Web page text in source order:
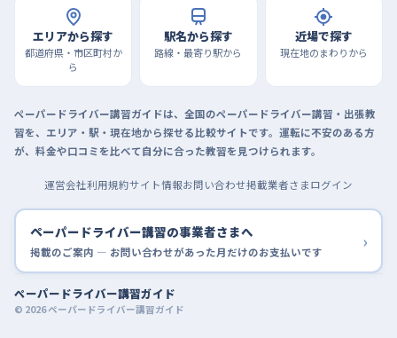
エリアから探す
都道府県・市区町村か
ら
駅名から探す
路線・最寄り駅から
近場で探す
現在地のまわりから
ペーパードライバー講習ガイドは、全国のペーパードライバー講習・出張教
習を、エリア・駅・現在地から探せる比較サイトです。運転に不安のある方
が、料金や口コミを比べて自分に合った教習を見つけられます。
運営会社利用規約サイト情報お問い合わせ掲載業者さまログイン
ペーパードライバー講習の事業者さまへ
掲載のご案内 — お問い合わせがあった月だけのお支払いです ›
ペーパードライバー講習ガイド
© 2026 ペーパードライバー講習ガイド